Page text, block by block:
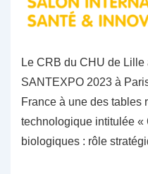
Le CRB du CHU de
SANTEXPO 2023 à
France à une des tables
technologique intitulée «
biologiques : rôle